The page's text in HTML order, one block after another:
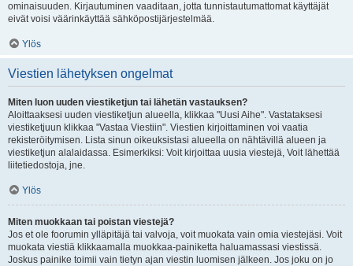
ominaisuuden. Kirjautuminen vaaditaan, jotta tunnistautumattomat käyttäjät
eivät voisi väärinkäyttää sähköpostijärjestelmää.
Ylös
Viestien lähetyksen ongelmat
Miten luon uuden viestiketjun tai lähetän vastauksen?
Aloittaaksesi uuden viestiketjun alueella, klikkaa "Uusi Aihe". Vastataksesi
viestiketjuun klikkaa "Vastaa Viestiin". Viestien kirjoittaminen voi vaatia
rekisteröitymisen. Lista sinun oikeuksistasi alueella on nähtävillä alueen ja
viestiketjun alalaidassa. Esimerkiksi: Voit kirjoittaa uusia viestejä, Voit lähettää
liitetiedostoja, jne.
Ylös
Miten muokkaan tai poistan viestejä?
Jos et ole foorumin ylläpitäjä tai valvoja, voit muokata vain omia viestejäsi. Voit
muokata viestiä klikkaamalla muokkaa-painiketta haluamassasi viestissä.
Joskus painike toimii vain tietyn ajan viestin luomisen jälkeen. Jos joku on jo